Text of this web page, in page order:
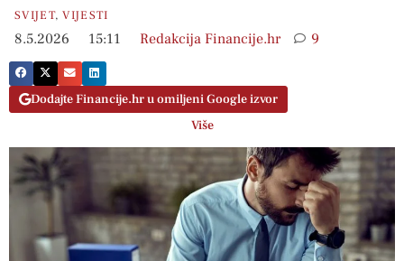
SVIJET,VIJESTI
8.5.2026 15:11 Redakcija Financije.hr 9
Dodajte Financije.hr u omiljeni Google izvor
Više